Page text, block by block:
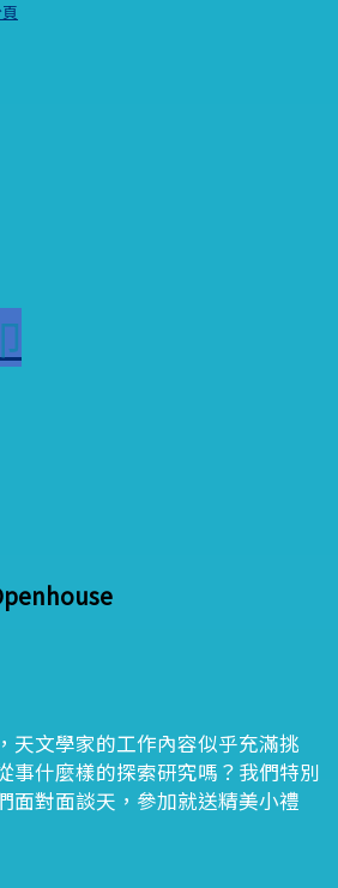
天文學家的工作內容似乎充滿挑
事什麼樣的探索研究嗎？我們特別
面對面談天，參加就送精美小禮